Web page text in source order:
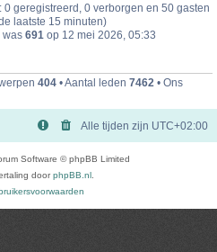
0 geregistreerd, 0 verborgen en 50 gasten
laatste 15 minuten)
was 691 op 12 mei 2026, 05:33
404 • Aantal leden 7462 • Ons
Alle tijden zijn UTC+02:00
Software © phpBB Limited
doorphpBB.nl